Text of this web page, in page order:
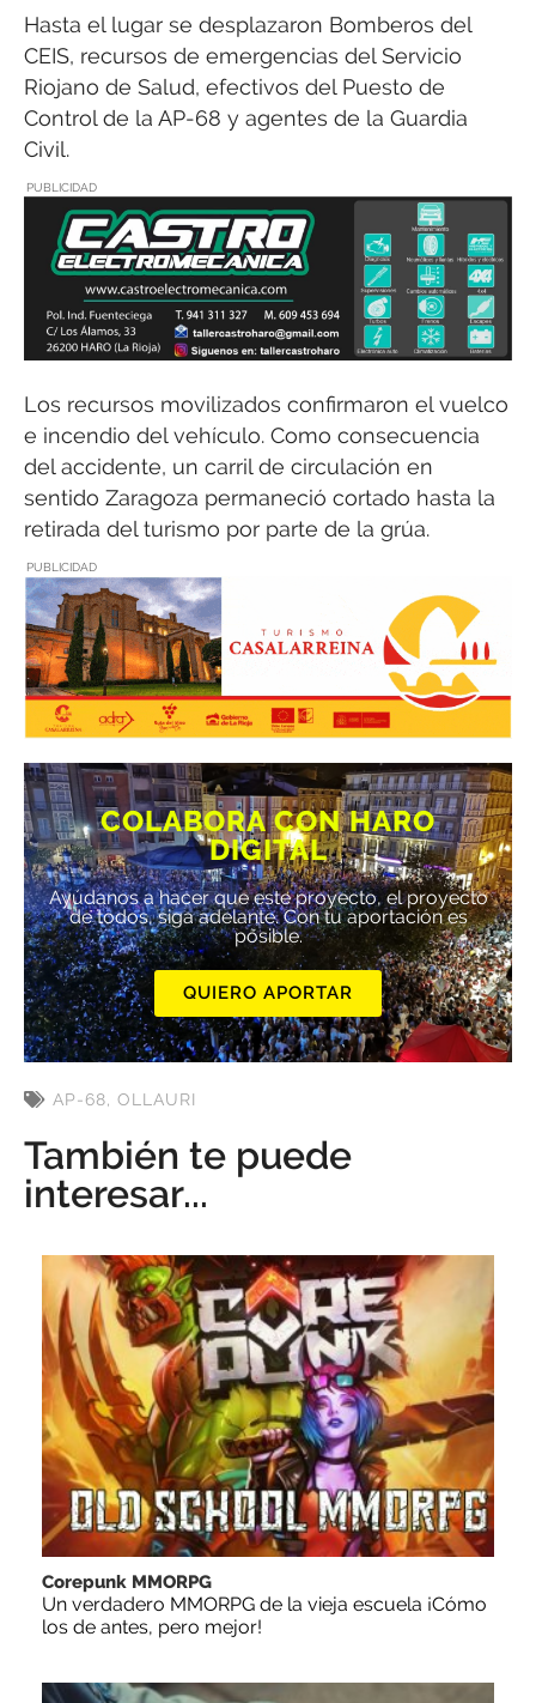
Hasta el lugar se desplazaron Bomberos del
CEIS, recursos de emergencias del Servicio
Riojano de Salud, efectivos del Puesto de
Control de la AP-68 y agentes de la Guardia
Civil.
PUBLICIDAD
Los recursos movilizados confirmaron el vuelco
e incendio del vehículo. Como consecuencia
del accidente, un carril de circulación en
sentido Zaragoza permaneció cortado hasta la
retirada del turismo por parte de la grúa.
PUBLICIDAD
COLABORA CON HARO
DIGITAL
Ayúdanos a hacer que este proyecto, el proyecto
de todos, siga adelante. Con tu aportación es
posible.
QUIERO APORTAR
AP-68, OLLAURI
También te puede
interesar...
Corepunk MMORPG
Un verdadero MMORPG de la vieja escuela ¡Cómo
los de antes, pero mejor!